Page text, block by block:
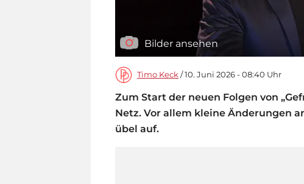
Bilder ansehen
Timo Keck / 10. Juni 2026 - 08:40 Uhr
Zum Start der neuen Folgen von
Netz. Vor allem kleine Änderungen
übel auf.